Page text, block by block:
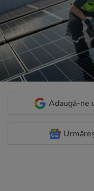
Adaugă-ne